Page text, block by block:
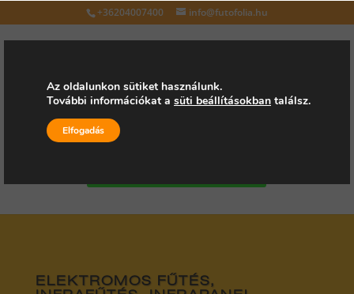
+36204007400 info@futofolia.hu
Válasszon oldalt
ELEKTROMOS FŰTÉS,
Az oldalunkon sütiket használunk.
További információkat a süti beállításokban találsz.
Elfogadás